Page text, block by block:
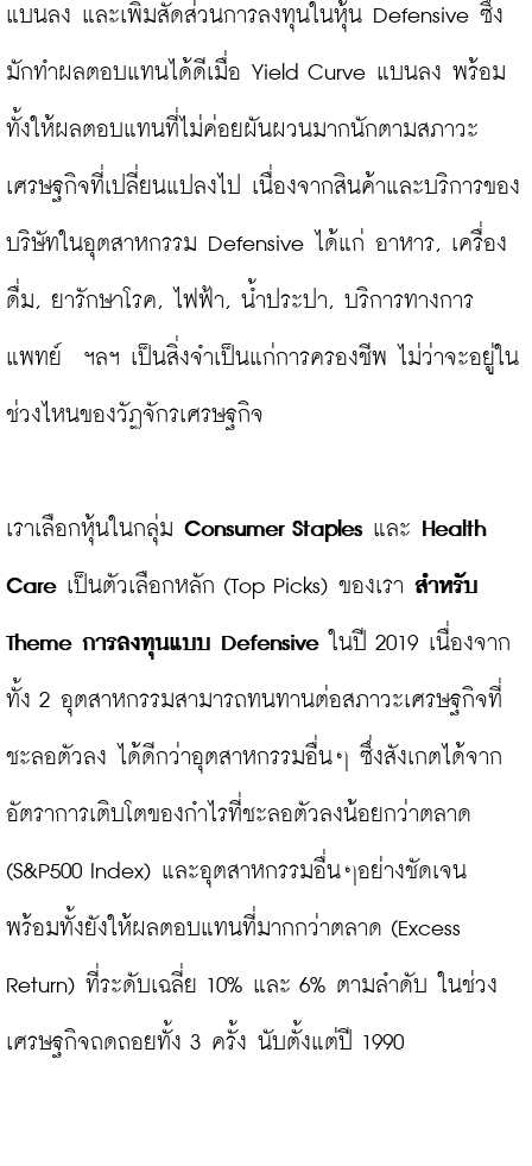
แบนลง และเพิ่มสัดส่วนการลงทุนในหุ้น Defensive ซึ่ง
มักทำผลตอบแทนได้ดีเมื่อ Yield Curve แบนลง พร้อม
ทั้งให้ผลตอบแทนที่ไม่ค่อยผันผวนมากนักตามสภาวะ
เศรษฐกิจที่เปลี่ยนแปลงไป เนื่องจากสินค้าและบริการของ
บริษัทในอุตสาหกรรม Defensive ได้แก่ อาหาร, เครื่อง
ดื่ม, ยารักษาโรค, ไฟฟ้า, น้ำประปา, บริการทางการ
แพทย์  ฯลฯ เป็นสิ่งจำเป็นแก่การครองชีพ ไม่ว่าจะอยู่ใน
ช่วงไหนของวัฏจักรเศรษฐกิจ
เราเลือกหุ้นในกลุ่ม Consumer Staples และ Health
Care เป็นตัวเลือกหลัก (Top Picks) ของเรา สำหรับ
Theme การลงทุนแบบ Defensive ในปี 2019 เนื่องจาก
ทั้ง 2 อุตสาหกรรมสามารถทนทานต่อสภาวะเศรษฐกิจที่
ชะลอตัวลง ได้ดีกว่าอุตสาหกรรมอื่นๆ ซึ่งสังเกตได้จาก
อัตราการเติบโตของกำไรที่ชะลอตัวลงน้อยกว่าตลาด
(S&P500 Index) และอุตสาหกรรมอื่นๆอย่างชัดเจน
พร้อมทั้งยังให้ผลตอบแทนที่มากกว่าตลาด (Excess
Return) ที่ระดับเฉลี่ย 10% และ 6% ตามลำดับ ในช่วง
เศรษฐกิจถดถอยทั้ง 3 ครั้ง นับตั้งแต่ปี 1990